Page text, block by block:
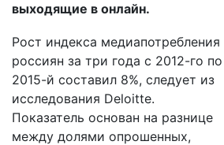
выходящие в онлайн.
Рост индекса медиапотребления
россиян за три года с 2012-го по
2015-й составил 8%, следует из
исследования Deloitte.
Показатель основан на разнице
между долями опрошенных,